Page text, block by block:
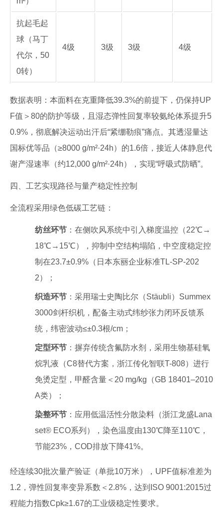
抗起毛起
球（马丁
代尔，50
0转）
4级 3级 3级 4级
数据表明：本面料在克重降低39.3%的前提下，仍保持UP
F值＞80的防护等级，且湿态弹性回复率较氨纶体系提升5
0.9%，彻底解决运动出汗后“紧绷勒痕”痛点。其透湿量达
国标优等品（≥8000 g/m²·24h）的1.6倍，接近人体静息代
谢产湿速率（约12,000 g/m²·24h），实现“呼吸式防晒”。
四、工艺实现路径与量产稳定性控制
全流程采用绿色低碳工艺链：
纺丝环节 ：在侧吹风系统中引入梯度温控（22℃→
18℃→15℃），抑制中空结构塌陷，中空度稳定控
制在23.7±0.9%（日本东丽企业标准TL-SP-202
2）；
织造环节 ：采用瑞士史陶比尔（Stäubli）Summex
3000剑杆织机，配备主动式纬纱张力闭环反馈系
统，纬密波动≤±0.3根/cm；
定型环节 ：摒弃传统含氟防水剂，采用生物基硅氧
烷乳液（C8替代方案，浙江传化智联T-808）进行
免烫定型，甲醛含量＜20 mg/kg（GB 18401–2010
A类）；
染整环节 ：应用低温活性分散染料（浙江龙盛Lana
set® ECO系列），染色温度由130℃降至110℃，
节能23%，COD排放下降41%。
经连续30批次量产验证（单批10万米），UPF值标准差为
1.2，弹性回复率变异系数＜2.8%，达到ISO 9001:2015过
程能力指数Cpk≥1.67的工业级稳定性要求。